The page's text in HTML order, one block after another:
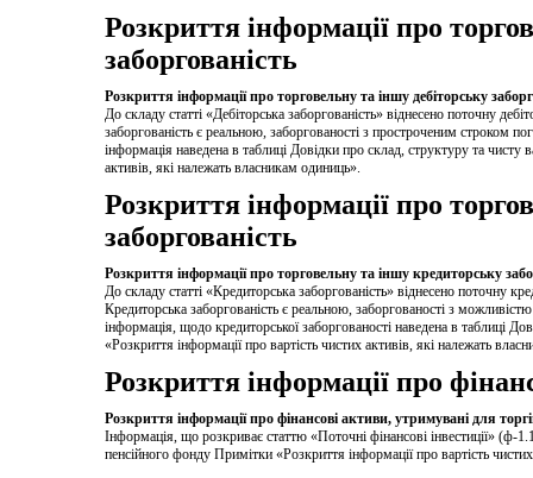
Розкриття інформації про
заборгованість
Розкриття інформації про торговельну та іншу дебіторську
До складу статті «Дебіторська заборгованість» віднесено поточну
заборгованість є реальною, заборгованості з простроченим строком
інформація наведена в таблиці Довідки про склад, структуру та чисту
активів, які належать власникам одиниць».
Розкриття інформації про
заборгованість
Розкриття інформації про торговельну та іншу кредиторську
До складу статті «Кредиторська заборгованість» віднесено поточну
Кредиторська заборгованість є реальною, заборгованості з
інформація, щодо кредиторської заборгованості наведена в таблиці
«Розкриття інформації про вартість чистих активів, які належать
Розкриття інформації про
Розкриття інформації про фінансові активи, утримувані для
Інформація, що розкриває статтю «Поточні фінансові інвестиції» (ф-
пенсійного фонду Примітки «Розкриття інформації про вартість